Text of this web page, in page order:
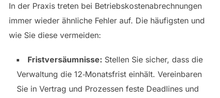
In der Praxis treten bei Betriebskostenabrechnungen
immer wieder ähnliche Fehler auf. Die häufigsten und
wie Sie diese vermeiden:
Fristversäumnisse: Stellen Sie sicher, dass die
Verwaltung die 12‑Monatsfrist einhält. Vereinbaren
Sie in Vertrag und Prozessen feste Deadlines und